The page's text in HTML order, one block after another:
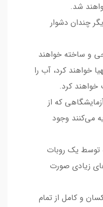
شد.
چندان دشوار
و ساخته خواهند
خواهند کرد، آب را
خواهند کرد.
که از
می‌کنند وجود
توسط یک روبات
زیادی صورت
و کامل از تمام